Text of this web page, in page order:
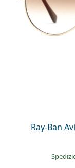
Ray-Ban